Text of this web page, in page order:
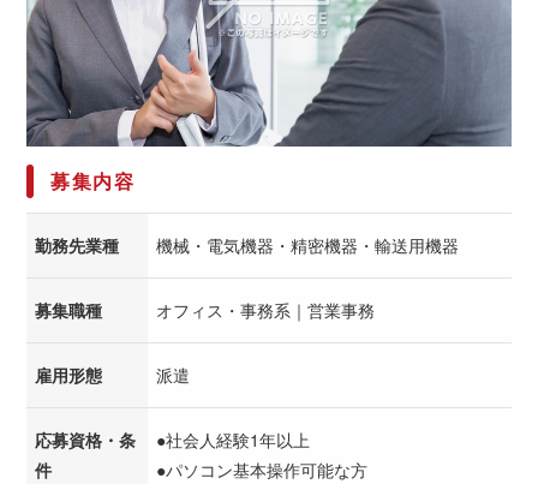
募集内容
勤務先業種 機械・電気機器・精密機器・輸送用機器
募集職種 オフィス・事務系｜営業事務
雇用形態 派遣
応募資格・条
件
●社会人経験1年以上
●パソコン基本操作可能な方